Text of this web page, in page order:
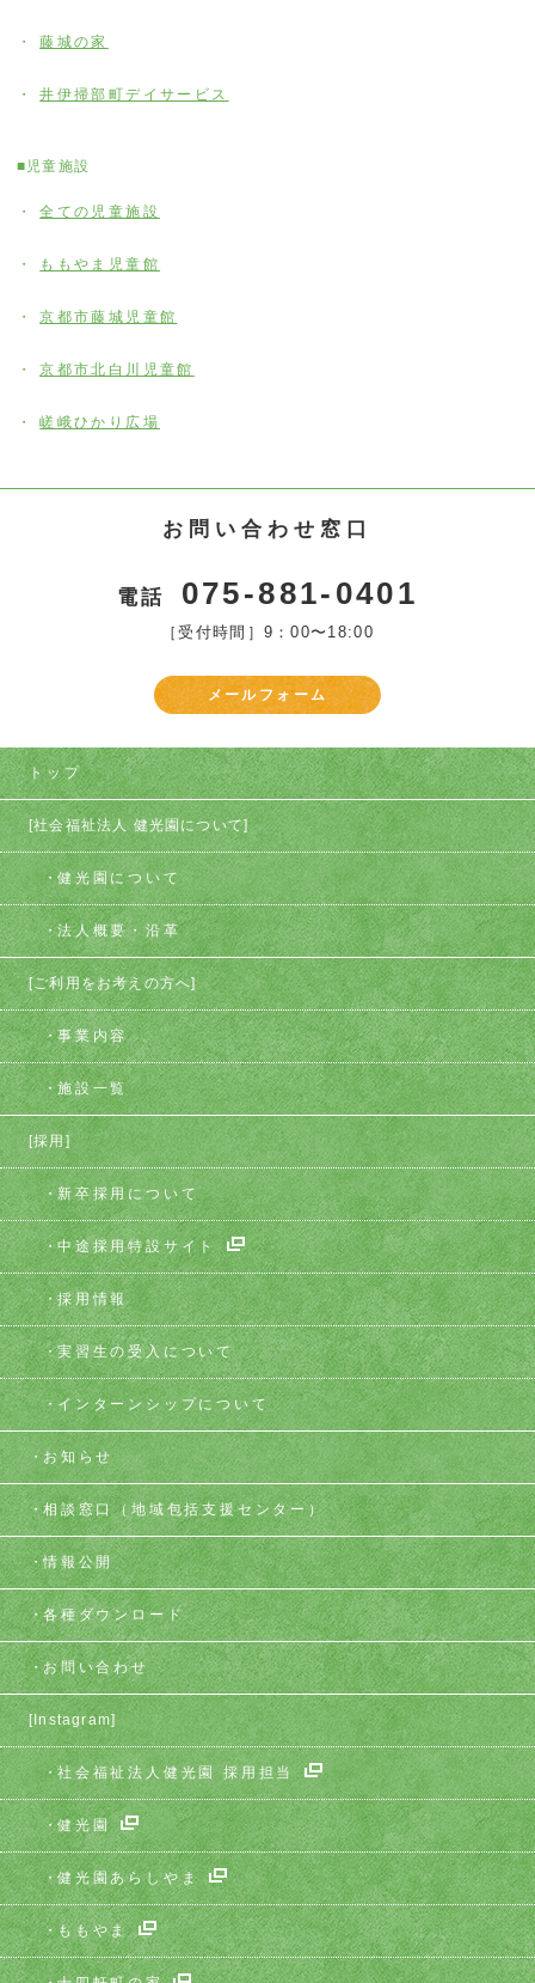
藤城の家
井伊掃部町デイサービス
■児童施設
全ての児童施設
ももやま児童館
京都市藤城児童館
京都市北白川児童館
嵯峨ひかり広場
お問い合わせ窓口
電話 075-881-0401
［受付時間］9：00〜18:00
メールフォーム
トップ
[社会福祉法人 健光園について]
健光園について
法人概要・沿革
[ご利用をお考えの方へ]
事業内容
施設一覧
[採用]
新卒採用について
中途採用特設サイト
採用情報
実習生の受入について
インターンシップについて
お知らせ
相談窓口 （地域包括支援センター）
情報公開
各種ダウンロード
お問い合わせ
[Instagram]
社会福祉法人健光園 採用担当
健光園
健光園あらしやま
ももやま